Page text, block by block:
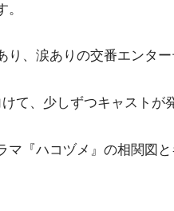
り、涙ありの交番エンタ
て、少しずつキャストが
マ『ハコヅメ』の相関図